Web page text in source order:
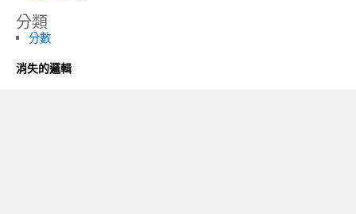
分類
分數
消失的邏輯